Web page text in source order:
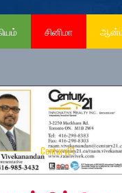
சினிமா
Century21
April 1,